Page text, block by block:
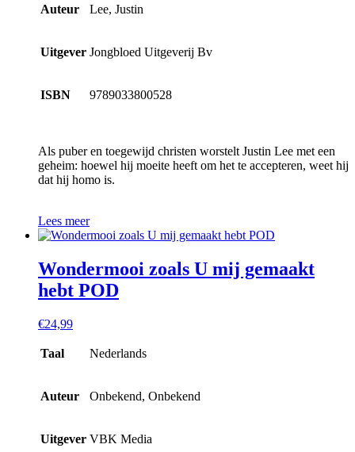
Auteur Lee, Justin
Uitgever Jongbloed Uitgeverij Bv
ISBN 9789033800528
Als puber en toegewijd christen worstelt Justin Lee met een
geheim: hoewel hij moeite heeft om het te accepteren, weet hij
dat hij homo is.
Lees meer
Wondermooi zoals U mij gemaakt
hebt POD
€24,99
Taal Nederlands
Auteur Onbekend, Onbekend
Uitgever VBK Media